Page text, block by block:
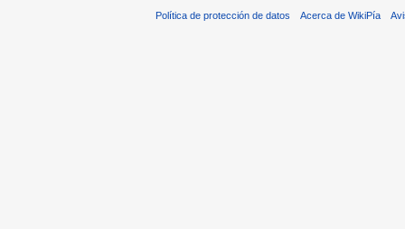
Política de protección de datos Acerca de WikiPía